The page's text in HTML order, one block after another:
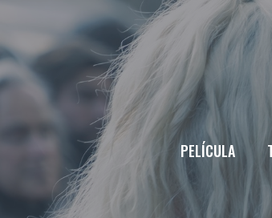
contenido
PELÍCULA